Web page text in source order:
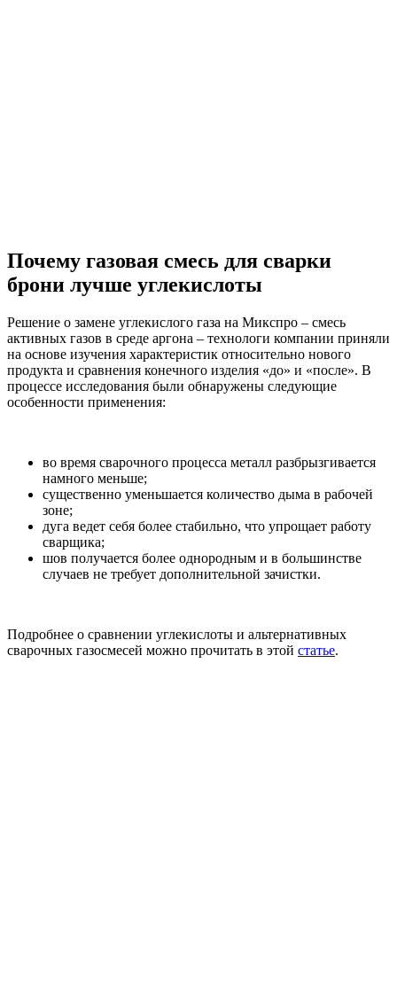
Почему газовая смесь для сварки
брони лучше углекислоты
Решение о замене углекислого газа на Микспро – смесь
активных газов в среде аргона – технологи компании приняли
на основе изучения характеристик относительно нового
продукта и сравнения конечного изделия «до» и «после». В
процессе исследования были обнаружены следующие
особенности применения:
во время сварочного процесса металл разбрызгивается
намного меньше;
существенно уменьшается количество дыма в рабочей
зоне;
дуга ведет себя более стабильно, что упрощает работу
сварщика;
шов получается более однородным и в большинстве
случаев не требует дополнительной зачистки.
Подробнее о сравнении углекислоты и альтернативных
сварочных газосмесей можно прочитать в этой статье.